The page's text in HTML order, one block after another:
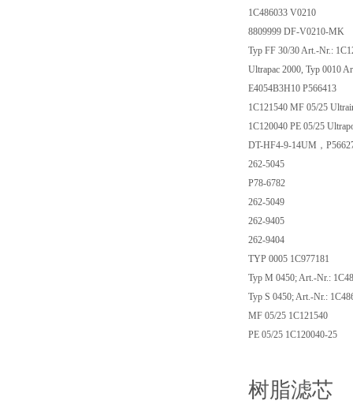
1C486033 V0210
8809999 DF-V0210-MK
Typ FF 30/30 Art.-Nr.:
Ultrapac 2000, Typ 0010
E4054B3H10 P566413
1C121540 MF 05/25
1C120040 PE 05/25
DT-HF4-9-14UM，
262-5045
P78-6782
262-5049
262-9405
262-9404
TYP 0005 1C977181
Typ M 0450; Art.-Nr.:
Typ S 0450; Art.-Nr.:
MF 05/25 1C121540
PE 05/25 1C120040-25
树脂滤芯